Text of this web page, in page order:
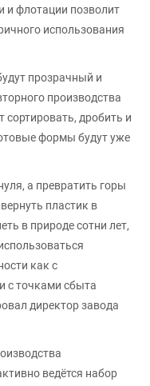
и флотации позволит
использования
прозрачный и
производства
сортировать, дробить и
формы будут уже
а превратить горы
пластик в
в природе сотни лет,
как с
с точками сбыта
директор завода
ведётся набор